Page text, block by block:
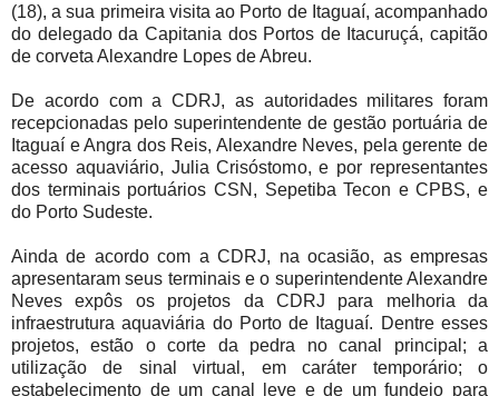
(18), a sua primeira visita ao Porto de Itaguaí, acompanhado
do delegado da Capitania dos Portos de Itacuruçá, capitão
de corveta Alexandre Lopes de Abreu.
De acordo com a CDRJ, as autoridades militares foram
recepcionadas pelo superintendente de gestão portuária de
Itaguaí e Angra dos Reis, Alexandre Neves, pela gerente de
acesso aquaviário, Julia Crisóstomo, e por representantes
dos terminais portuários CSN, Sepetiba Tecon e CPBS, e
do Porto Sudeste.
Ainda de acordo com a CDRJ, na ocasião, as empresas
apresentaram seus terminais e o superintendente Alexandre
Neves expôs os projetos da CDRJ para melhoria da
infraestrutura aquaviária do Porto de Itaguaí. Dentre esses
projetos, estão o corte da pedra no canal principal; a
utilização de sinal virtual, em caráter temporário; o
estabelecimento de um canal leve e de um fundeio para